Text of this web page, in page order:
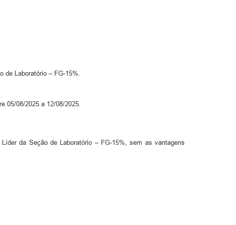
de Laboratório – FG-15%.
05/08/2025 a 12/08/2025.
da Seção de Laboratório – FG-15%, sem as vantagens